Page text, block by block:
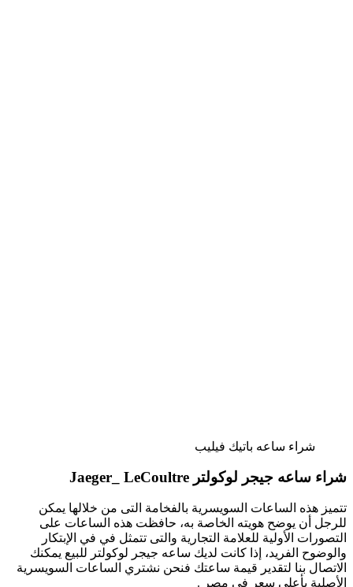
شراء ساعه باتيك فيليب
شراء ساعه جيجر لوكولتر Jaeger_ LeCoultre
تتميز هذه الساعات السويسرية بالفخامة التى من خلالها يمكن
للرجل أن يوضح هويته الخاصة به، حافظت هذه الساعات على
التصورات الأولية للعلامة التجارية والتى تتمثل في في الإبتكار
والوضوح الفريد، إذا كانت لديك ساعه جيجر لوكولتر للبيع يمكنك
الاتصال بنا لتقدير قيمة ساعتك فنحن نشتري الساعات السويسرية
الأصلية بأعلى سعر في مصر .